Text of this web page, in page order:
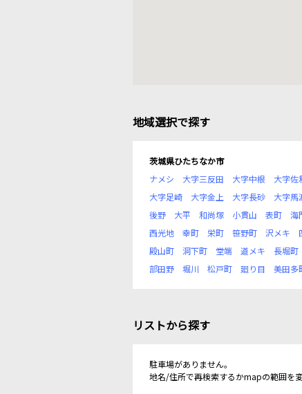
地域選択で探す
茨城県ひたちなか市
ナメシ
大字三反田 大字中根 大字佐
大字足崎
大字金上 大字長砂 大字馬
後野
大平 和尚塚 小貫山 表町 海
西光地
幸町 栄町 笹野町 沢メキ
殿山町
洞下町 堂端 道メキ 長堀町
部田野
堀川 松戸町 廻り目 美田多
リストから探す
駐車場がありません。
地名/住所で再検索するかmapの範囲を変